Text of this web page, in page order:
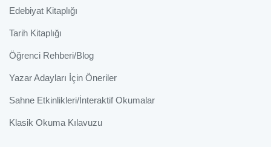
Edebiyat Kitaplığı
Tarih Kitaplığı
Öğrenci Rehberi/Blog
Yazar Adayları İçin Öneriler
Sahne Etkinlikleri/İnteraktif Okumalar
Klasik Okuma Kılavuzu